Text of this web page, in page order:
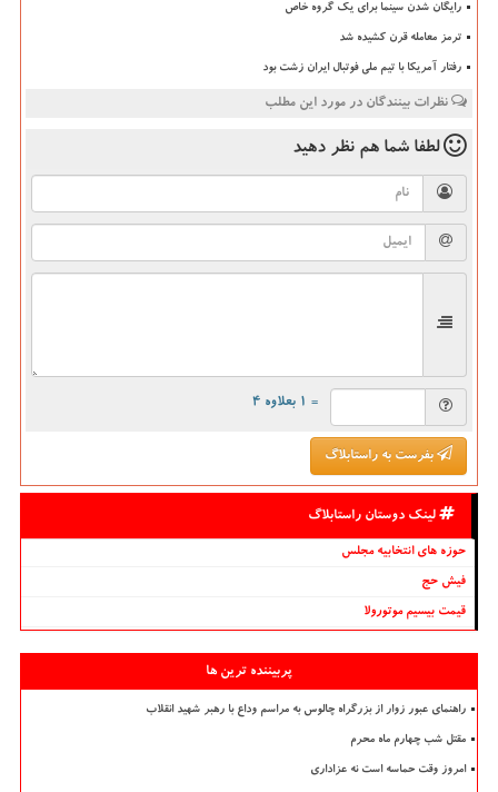
رایگان شدن سینما برای یک گروه خاص
ترمز معامله قرن کشیده شد
رفتار آمریکا با تیم ملی فوتبال ایران زشت بود
نظرات بینندگان در مورد این مطلب
لطفا شما هم نظر دهید
= ۱ بعلاوه ۴
بفرست به راستابلاگ
لینک دوستان راستابلاگ
حوزه های انتخابیه مجلس
فیش حج
قیمت بیسیم موتورولا
پربیننده ترین ها
راهنمای عبور زوار از بزرگراه چالوس به مراسم وداع با رهبر شهید انقلاب
مقتل شب چهارم ماه محرم
امروز وقت حماسه است نه عزاداری